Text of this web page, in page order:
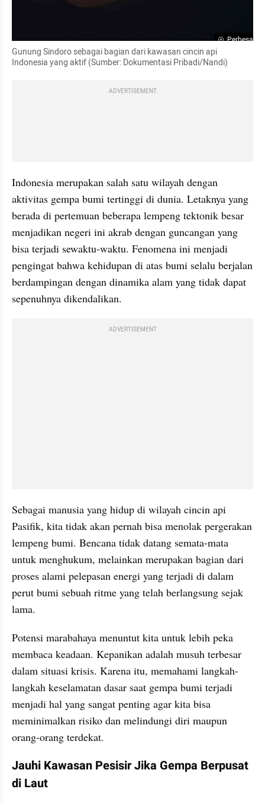
Perbesar
Gunung Sindoro sebagai bagian dari kawasan cincin api
Indonesia yang aktif (Sumber: Dokumentasi Pribadi/Nandi)
ADVERTISEMENT
Indonesia merupakan salah satu wilayah dengan
aktivitas gempa bumi tertinggi di dunia. Letaknya yang
berada di pertemuan beberapa lempeng tektonik besar
menjadikan negeri ini akrab dengan guncangan yang
bisa terjadi sewaktu-waktu. Fenomena ini menjadi
pengingat bahwa kehidupan di atas bumi selalu berjalan
berdampingan dengan dinamika alam yang tidak dapat
sepenuhnya dikendalikan.
ADVERTISEMENT
Sebagai manusia yang hidup di wilayah cincin api
Pasifik, kita tidak akan pernah bisa menolak pergerakan
lempeng bumi. Bencana tidak datang semata-mata
untuk menghukum, melainkan merupakan bagian dari
proses alami pelepasan energi yang terjadi di dalam
perut bumi sebuah ritme yang telah berlangsung sejak
lama.
Potensi marabahaya menuntut kita untuk lebih peka
membaca keadaan. Kepanikan adalah musuh terbesar
dalam situasi krisis. Karena itu, memahami langkah-
langkah keselamatan dasar saat gempa bumi terjadi
menjadi hal yang sangat penting agar kita bisa
meminimalkan risiko dan melindungi diri maupun
orang-orang terdekat.
Jauhi Kawasan Pesisir Jika Gempa Berpusat
di Laut